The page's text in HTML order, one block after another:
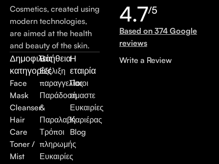
Cosmetics, created using
modern technologies,
are aimed at the health
and beauty of the skin.
Δημοφιλείς
κατηγορίες
Face
Mask
Cleanser
Hair
Care
Toner /
Mist
Βοήθεια
Εξέλιξη
παραγγελίας
Παράδοση
&
Παραλαβή
Τρόποι
πληρωμής
Ευκαιρίες
Η
εταιρία
Ποιοι
είμαστε
Ευκαιρίες
Καριέρας
Blog
4.7/5
Based on 374 Google
reviews
Write a Review